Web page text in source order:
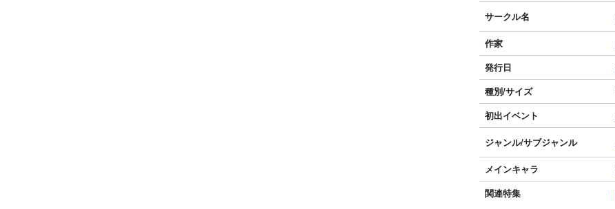
サークル名
作家
発行日
種別/サイズ
初出イベント
ジャンル/サブジャンル
メインキャラ
関連特集